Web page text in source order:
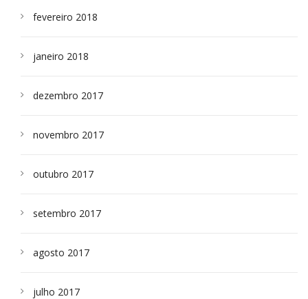
fevereiro 2018
janeiro 2018
dezembro 2017
novembro 2017
outubro 2017
setembro 2017
agosto 2017
julho 2017